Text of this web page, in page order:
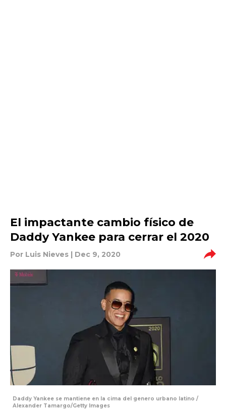
El impactante cambio físico de
Daddy Yankee para cerrar el 2020
Por Luis Nieves | Dec 9, 2020
Daddy Yankee se mantiene en la cima del genero urbano latino /
Alexander Tamargo/Getty Images